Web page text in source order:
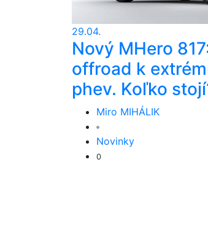
29.04.
Nový MHero
offroad k
phev. Koľko
Miro MIHÁLIK
Novinky
0